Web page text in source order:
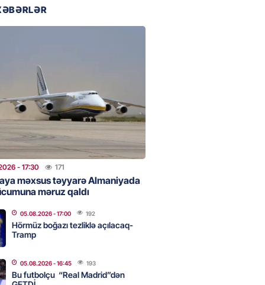
- 17:00
həcmini üç dəfəyə yaxın
- 16:59 192
“Real Madrid”dən GETDİ
- 16:45 193
nin ilk qadın generalı oldu
- 16:30 195
və universitetlərə yaxın ev
diqqətinə: Kirayə
- 17:30 171
məxsus təyyarə Almaniyada
məruz qaldı
05.08.2026- 17:00 192
Hörmüz boğazı tezliklə açılacaq-
Tramp
05.08.2026- 16:45 193
Bu futbolçu “Real Madrid”dən